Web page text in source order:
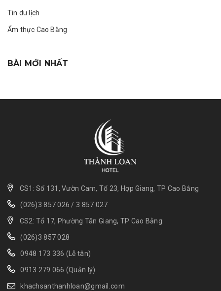
Tin du lịch
Ẩm thực Cao Bằng
BÀI MỚI NHẤT
CS1: Số 131, Vườn Cam, Tổ 23, Hợp Giang, TP Cao Bằng
(026)3 857 026 / 3 857 027
CS2: Tổ 17, Phường Tân Giang, TP Cao Bằng
(026)3 857 028
0948 173 336 (Lễ tân)
0913 279 066 (Quản lý)
khachsanthanhloan@gmail.com